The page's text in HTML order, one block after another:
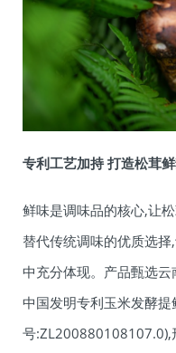
专利工艺加持 打造松茸
鲜味是调味品的核心,让
替代传统调味的优质选
中充分体现。产品甄选
中国发明专利玉米发酵提
号:ZL200880108107.0),